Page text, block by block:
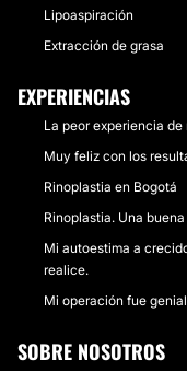
Lipoaspiración
Extracción de grasa
EXPERIENCIAS
La peor experiencia de
Muy feliz con los
Rinoplastia en Bogotá
Rinoplastia. Una
Mi autoestima a
realice.
Mi operación fue
SOBRE NOSOTROS